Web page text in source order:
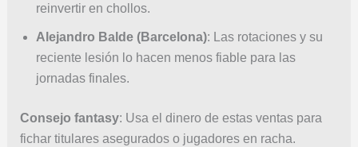
reinvertir en chollos.
Alejandro Balde (Barcelona): Las rotaciones y su
reciente lesión lo hacen menos fiable para las
jornadas finales.
Consejo fantasy: Usa el dinero de estas ventas para
fichar titulares asegurados o jugadores en racha.